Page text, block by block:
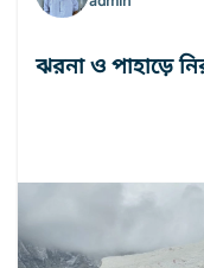
ঝরনা ও পাহাড়ে